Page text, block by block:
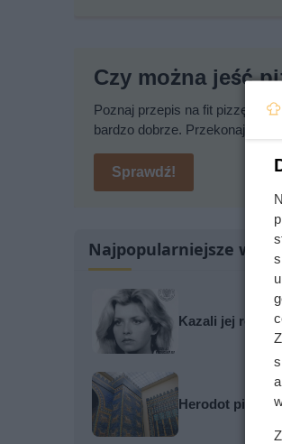
Czy można jeść
Poznaj przepis na fit pizzę.
bardzo dobrze. Przekonaj się
Sprawdź!
Najpopularniejsze w
Kazali jej
Herodot pisał o